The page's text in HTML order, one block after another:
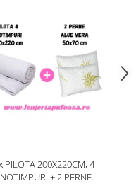
PILOTA 200X220CM, 4
+ 2 PERNE